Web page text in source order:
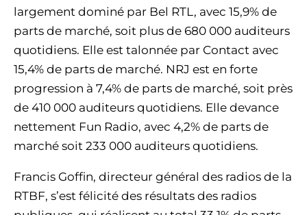
largement dominé par Bel RTL, avec 15,9% de
parts de marché, soit plus de 680 000 auditeurs
quotidiens. Elle est talonnée par Contact avec
15,4% de parts de marché. NRJ est en forte
progression à 7,4% de parts de marché, soit près
de 410 000 auditeurs quotidiens. Elle devance
nettement Fun Radio, avec 4,2% de parts de
marché soit 233 000 auditeurs quotidiens.
Francis Goffin, directeur général des radios de la
RTBF, s’est félicité des résultats des radios